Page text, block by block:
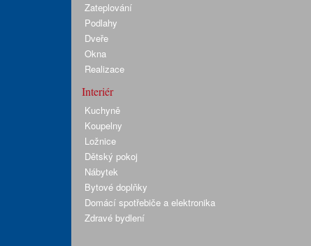
Zateplování
Podlahy
Dveře
Okna
Realizace
Interiér
Kuchyně
Koupelny
Ložnice
Dětský pokoj
Nábytek
Bytové doplňky
Domácí spotřebiče a elektronika
Zdravé bydlení